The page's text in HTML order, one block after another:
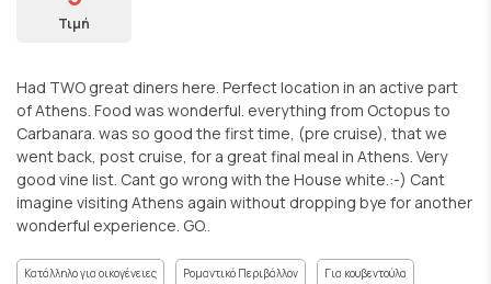
Τιμή
Had TWO great diners here. Perfect location in an active part
of Athens. Food was wonderful. everything from Octopus to
Carbanara. was so good the first time, (pre cruise), that we
went back, post cruise, for a great final meal in Athens. Very
good vine list. Cant go wrong with the House white.:-) Cant
imagine visiting Athens again without dropping bye for another
wonderful experience. GO..
Κατάλληλο για οικογένειες Ρομαντικό Περιβάλλον Για κουβεντούλα